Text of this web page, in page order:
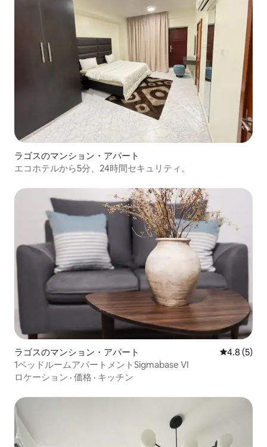
ラゴスのマンション・アパート
エコホテルから5分、24時間セキュリティ。
ラゴスのマンション・アパート レビュー5
4.8 (5)
1ベッドルームアパートメントSigmabase VI
ロケーション · 価格 · キッチン